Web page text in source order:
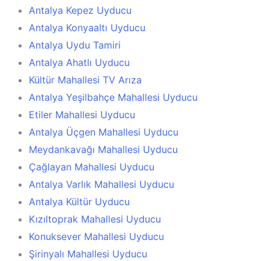
Antalya Kepez Uyducu
Antalya Konyaaltı Uyducu
Antalya Uydu Tamiri
Antalya Ahatlı Uyducu
Kültür Mahallesi TV Arıza
Antalya Yeşilbahçe Mahallesi Uyducu
Etiler Mahallesi Uyducu
Antalya Üçgen Mahallesi Uyducu
Meydankavağı Mahallesi Uyducu
Çağlayan Mahallesi Uyducu
Antalya Varlık Mahallesi Uyducu
Antalya Kültür Uyducu
Kızıltoprak Mahallesi Uyducu
Konuksever Mahallesi Uyducu
Şirinyalı Mahallesi Uyducu